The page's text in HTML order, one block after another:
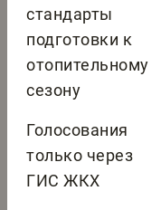
стандарты
подготовки к
отопительному
сезону
Голосования
только через
ГИС ЖКХ